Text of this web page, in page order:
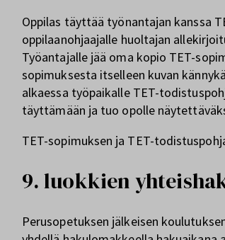
Oppilas täyttää työnantajan kanssa
oppilaanohjaajalle huoltajan
Työantajalle jää oma kopio TET-
sopimuksesta itselleen kuvan
alkaessa työpaikalle TET-
täyttämään ja tuo opolle
TET-sopimuksen ja TET-
9. luokkien
Perusopetuksen jälkeisen